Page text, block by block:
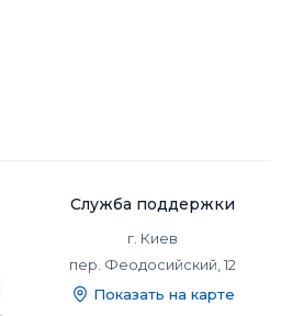
Служба поддержки
г. Киев
пер. Феодосийский, 12
Показать на карте